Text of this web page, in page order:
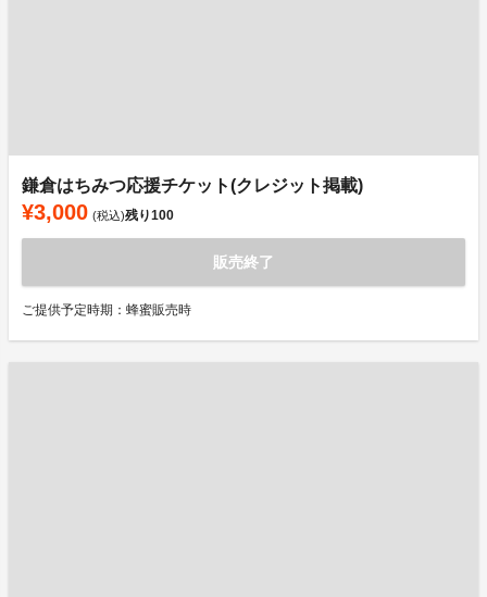
鎌倉はちみつ応援チケット(クレジット掲載)
¥3,000 (税込)残り100
販売終了
ご提供予定時期：蜂蜜販売時